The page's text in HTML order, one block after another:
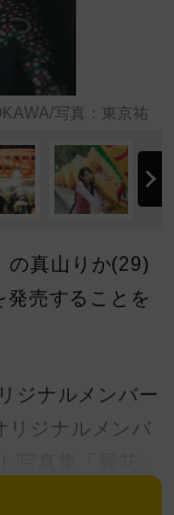
写真：東京祐
の真山りか(29)
売することを
ジナルメンバー
リジナルメンバ